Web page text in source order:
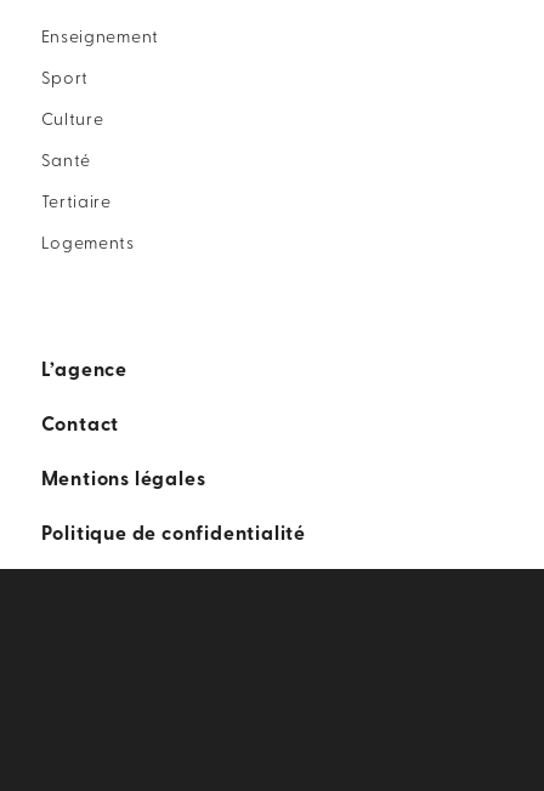
Enseignement
Sport
Culture
Santé
Tertiaire
Logements
L’agence
Contact
Mentions légales
Politique de confidentialité